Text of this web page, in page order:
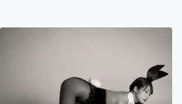
テクノロジー・ガジェット